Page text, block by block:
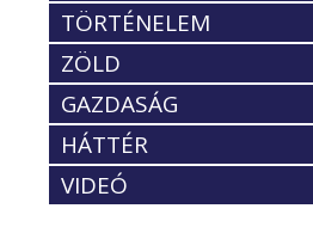
TÖRTÉNELEM
ZÖLD
GAZDASÁG
HÁTTÉR
VIDEÓ